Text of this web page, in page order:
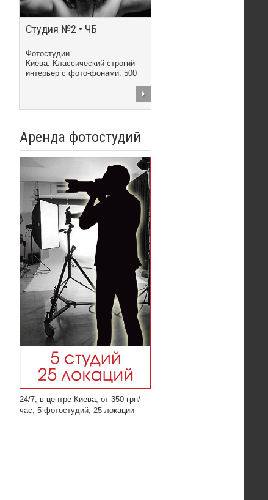
Студия №2 • ЧБ
Фотостудии
Киева. Классический строгий
интерьер с фото-фонами. 500
грн/час
Аренда фотостудий
24/7, в центре Киева, от 350 грн/
час, 5 фотостудий, 25 локации